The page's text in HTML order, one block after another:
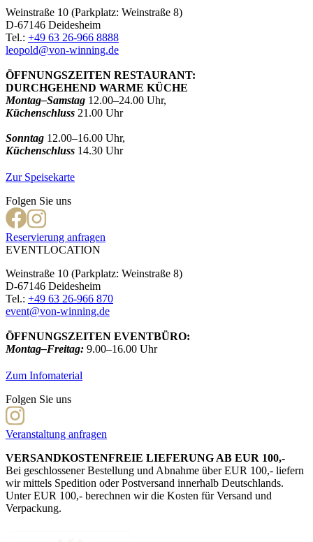
Weinstraße 10 (Parkplatz: Weinstraße 8)
D-67146 Deidesheim
Tel.: +49 63 26-966 8888
leopold@von-winning.de
ÖFFNUNGSZEITEN RESTAURANT:
DURCHGEHEND WARME KÜCHE
Montag–Samstag 12.00–24.00 Uhr,
Küchenschluss 21.00 Uhr
Sonntag 12.00–16.00 Uhr,
Küchenschluss 14.30 Uhr
Zur Speisekarte
Folgen Sie uns
Reservierung anfragen
EVENTLOCATION
Weinstraße 10 (Parkplatz: Weinstraße 8)
D-67146 Deidesheim
Tel.: +49 63 26-966 870
event@von-winning.de
ÖFFNUNGSZEITEN EVENTBÜRO:
Montag–Freitag: 9.00–16.00 Uhr
Zum Infomaterial
Folgen Sie uns
Veranstaltung anfragen
VERSANDKOSTENFREIE LIEFERUNG AB EUR 100,-
Bei geschlossener Bestellung und Abnahme über EUR 100,- liefern
wir mittels Spedition oder Postversand innerhalb Deutschlands.
Unter EUR 100,- berechnen wir die Kosten für Versand und
Verpackung.